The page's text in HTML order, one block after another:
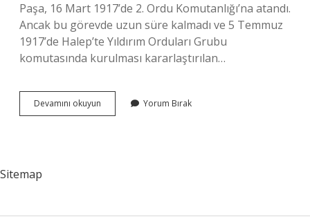
Paşa, 16 Mart 1917’de 2. Ordu Komutanlığı’na atandı.
Ancak bu görevde uzun süre kalmadı ve 5 Temmuz
1917’de Halep’te Yıldırım Orduları Grubu
komutasında kurulması kararlaştırılan…
Devamını okuyun
Ne
Yorum Bırak
Sitemap